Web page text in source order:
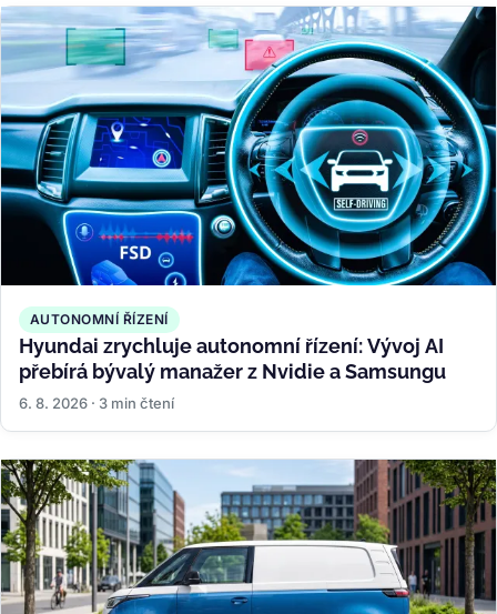
AUTONOMNÍ ŘÍZENÍ
Hyundai zrychluje autonomní řízení: Vývoj AI
přebírá bývalý manažer z Nvidie a Samsungu
6. 8. 2026 · 3 min čtení